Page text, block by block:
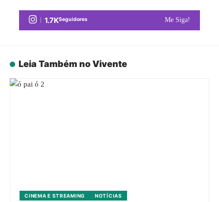
1.7KSeguidores Me Siga!
Leia Também no Vivente
CINEMA E STREAMING NOTÍCIAS